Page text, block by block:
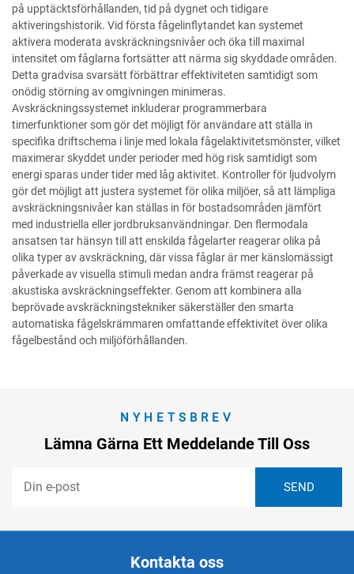
på upptäcktsförhållanden, tid på dygnet och tidigare
aktiveringshistorik. Vid första fågelinflytandet kan systemet
aktivera moderata avskräckningsnivåer och öka till maximal
intensitet om fåglarna fortsätter att närma sig skyddade områden.
Detta gradvisa svarsätt förbättrar effektiviteten samtidigt som
onödig störning av omgivningen minimeras.
Avskräckningssystemet inkluderar programmerbara
timerfunktioner som gör det möjligt för användare att ställa in
specifika driftschema i linje med lokala fågelaktivitetsmönster, vilket
maximerar skyddet under perioder med hög risk samtidigt som
energi sparas under tider med låg aktivitet. Kontroller för ljudvolym
gör det möjligt att justera systemet för olika miljöer, så att lämpliga
avskräckningsnivåer kan ställas in för bostadsområden jämfört
med industriella eller jordbruksanvändningar. Den flermodala
ansatsen tar hänsyn till att enskilda fågelarter reagerar olika på
olika typer av avskräckning, där vissa fåglar är mer känslomässigt
påverkade av visuella stimuli medan andra främst reagerar på
akustiska avskräckningseffekter. Genom att kombinera alla
beprövade avskräckningstekniker säkerställer den smarta
automatiska fågelskrämmaren omfattande effektivitet över olika
fågelbestånd och miljöförhållanden.
NYHETSBREV
Lämna Gärna Ett Meddelande Till Oss
Kontakta oss